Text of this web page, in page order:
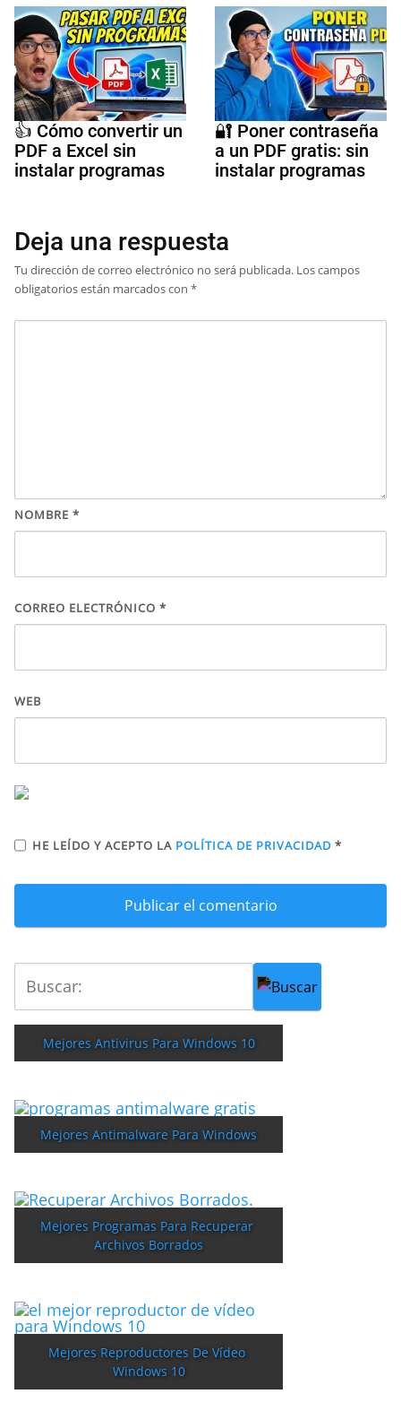
👍 Cómo convertir un
PDF a Excel sin
instalar programas
🔐 Poner contraseña
a un PDF gratis: sin
instalar programas
Deja una respuesta
Tu dirección de correo electrónico no será publicada. Los campos
obligatorios están marcados con *
NOMBRE *
CORREO ELECTRÓNICO *
WEB
HE LEÍDO Y ACEPTO LA POLÍTICA DE PRIVACIDAD *
Mejores Antivirus Para Windows 10
Mejores Antimalware Para Windows
Mejores Programas Para Recuperar
Archivos Borrados
Mejores Reproductores De Vídeo
Windows 10